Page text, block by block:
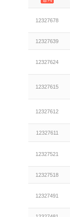
12327678
12327639
12327624
12327615
12327612
12327611
12327521
12327518
12327491